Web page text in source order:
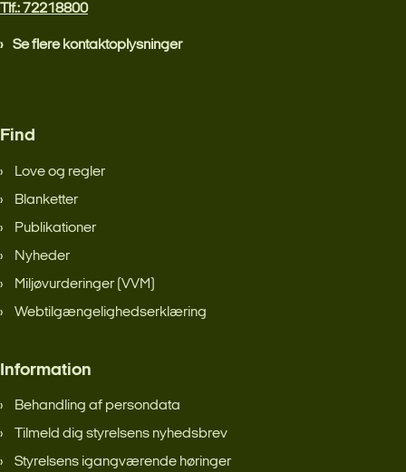
Tlf.: 72218800
Se flere kontaktoplysninger
Find
Love og regler
Blanketter
Publikationer
Nyheder
Miljøvurderinger (VVM)
Webtilgængelighedserklæring
Information
Behandling af persondata
Tilmeld dig styrelsens nyhedsbrev
Styrelsens igangværende høringer